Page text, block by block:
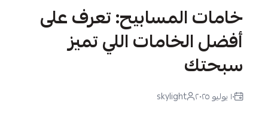
خامات المسابيح: تعرف على
أفضل الخامات اللي تميز
سبحتك
skylight